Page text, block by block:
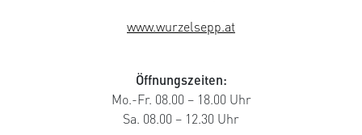
www.wurzelsepp.at
Öffnungszeiten:
Mo.-Fr. 08.00 – 18.00 Uhr
Sa. 08.00 – 12.30 Uhr